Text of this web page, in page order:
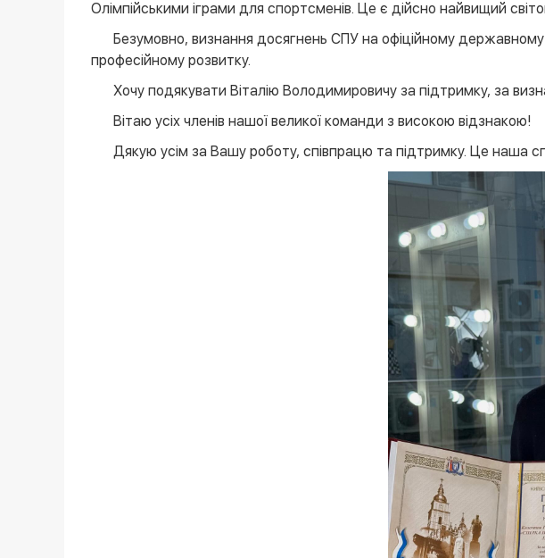
Олімпійськими іграми для спортсменів. Це є дійсно найвищий
Безумовно, визнання досягнень СПУ на офіційному
професійному розвитку.
Хочу подякувати Віталію Володимировичу за підтримку, за
Вітаю усіх членів нашої великої команди з високою відзнакою!
Дякую усім за Вашу роботу, співпрацю та підтримку. Це наша